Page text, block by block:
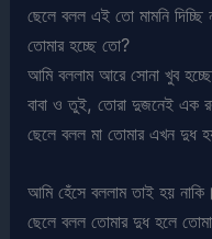
ছেলে বলল এই তো মামনি
তোমার হচ্ছে তো?
আমি বললাম আরে সোনা খুব
বাবা ও তুই, তোরা দুজনেই এক
ছেলে বলল মা তোমার এখন দুধ
আমি হেঁসে বললাম তাই হয় নাকি।
ছেলে বলল তোমার দুধ হলে